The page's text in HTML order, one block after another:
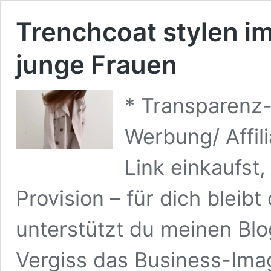
Trenchcoat stylen
junge Frauen
*
Werbung/
Link
Provision – für dich
unterstützt du meinen
Vergiss das Business-